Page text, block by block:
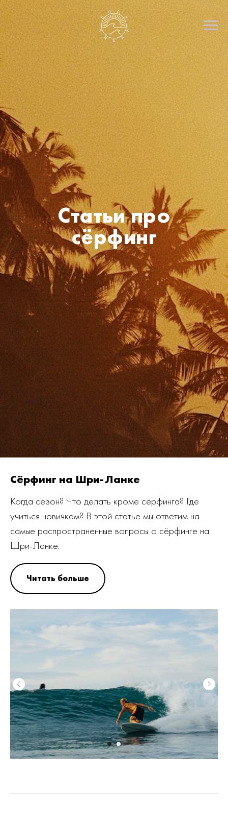
Статьи про
сёрфинг
Сёрфинг на Шри-Ланке
Когда сезон? Что делать кроме сёрфинга? Где
учиться новичкам? В этой статье мы ответим на
самые распространенные вопросы о сёрфинге на
Шри-Ланке.
Читать больше